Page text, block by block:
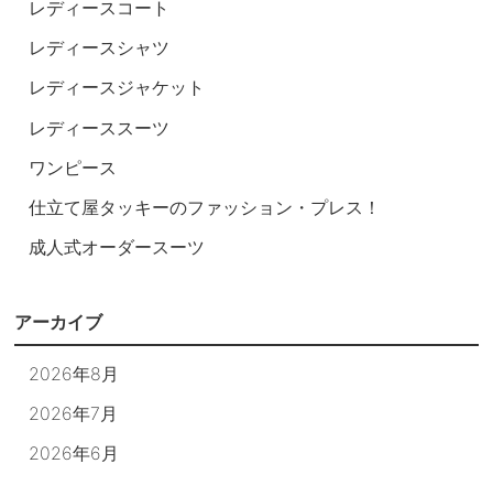
レディースコート
レディースシャツ
レディースジャケット
レディーススーツ
ワンピース
仕立て屋タッキーのファッション・プレス！
成人式オーダースーツ
アーカイブ
2026年8月
2026年7月
2026年6月